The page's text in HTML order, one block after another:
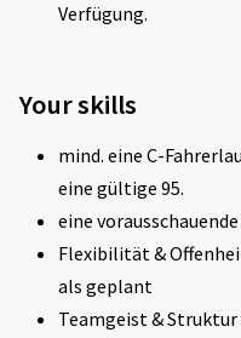
Verfügung.
Your skills
mind. eine C-
eine gültige 95.
eine
Flexibilität &
als geplant
Teamgeist & Struktur